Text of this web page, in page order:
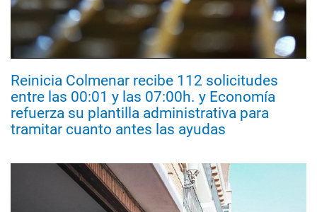
Reinicia Colmenar recibe 112 solicitudes
entre las 00:01 y las 07:00h. y Economía
refuerza su plantilla administrativa para
tramitar cuanto antes las ayudas